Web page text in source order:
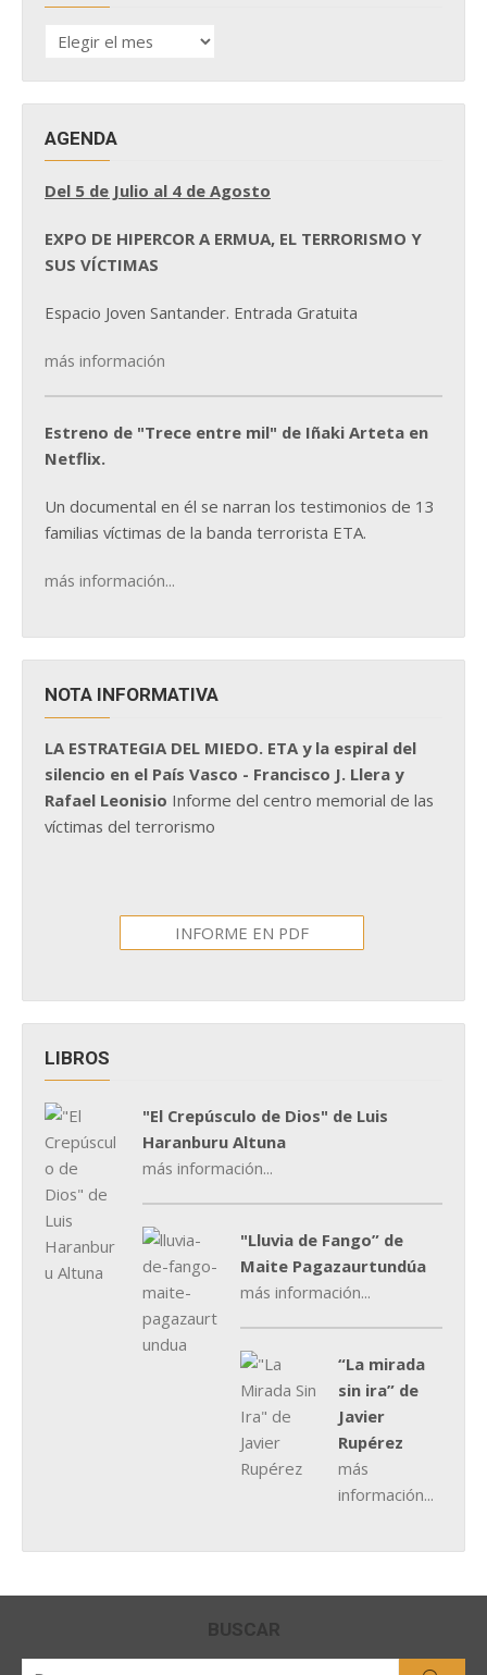
HISTÓRICO
DE
AGENDA
Del 5 de Julio al 4 de Agosto
EXPO DE HIPERCOR A ERMUA, EL TERRORISMO Y
SUS VÍCTIMAS
Espacio Joven Santander. Entrada Gratuita
más información
Estreno de "Trece entre mil" de Iñaki Arteta en
Netflix.
Un documental en él se narran los testimonios de 13
familias víctimas de la banda terrorista ETA.
más información...
NOTA INFORMATIVA
LA ESTRATEGIA DEL MIEDO. ETA y la espiral del
silencio en el País Vasco - Francisco J. Llera y
Rafael Leonisio Informe del centro memorial de las
víctimas del terrorismo
INFORME EN PDF
LIBROS
"El Crepúsculo de Dios" de Luis
Haranburu Altuna
más información...
"Lluvia de Fango” de
Maite Pagazaurtundúa
más información...
“La mirada
sin ira” de
Javier
Rupérez
más
información...
BUSCAR